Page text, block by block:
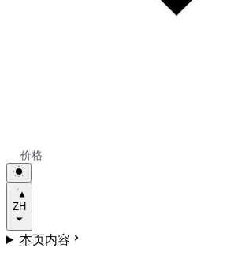
价格
ZH
本页内容